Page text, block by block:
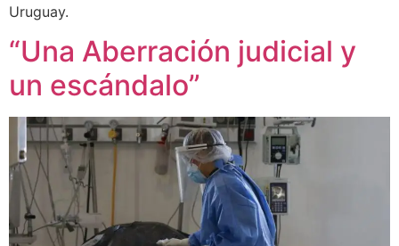
Uruguay.
“Una Aberración judicial y
un escándalo”